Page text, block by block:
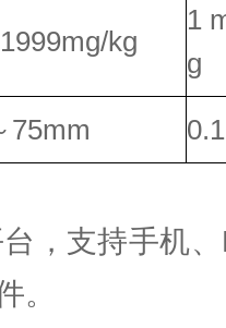
kg
1
g
75mm
，支持手机
。